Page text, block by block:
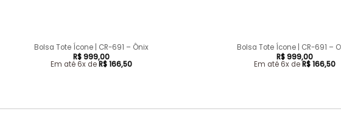
Bolsa Tote Ícone | CR-691 – Ônix
R$999,00
Em até 6x deR$166,50
Bolsa Tote Ícone | CR-691 –
R$999,00
Em até 6x deR$166,50